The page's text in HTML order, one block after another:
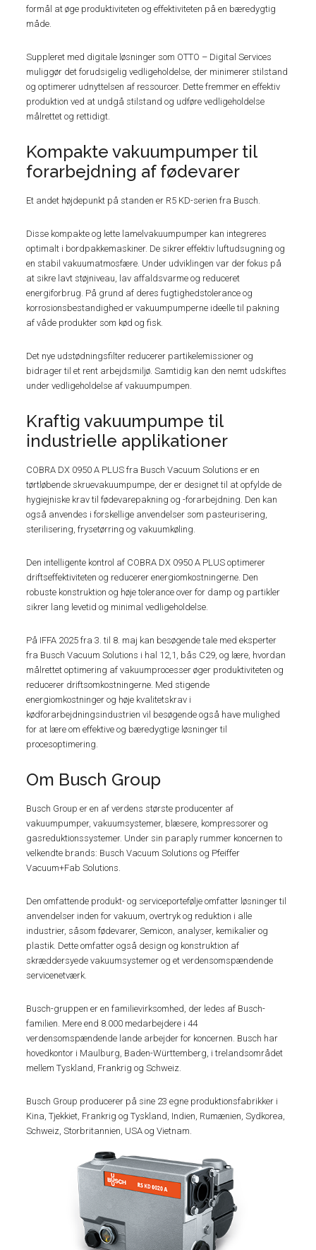
formål at øge produktiviteten og effektiviteten på en bæredygtig
måde.
Suppleret med digitale løsninger som OTTO – Digital Services
muliggør det forudsigelig vedligeholdelse, der minimerer stilstand
og optimerer udnyttelsen af ressourcer. Dette fremmer en effektiv
produktion ved at undgå stilstand og udføre vedligeholdelse
målrettet og rettidigt.
Kompakte vakuumpumper til
forarbejdning af fødevarer
Et andet højdepunkt på standen er R5 KD-serien fra Busch.
Disse kompakte og lette lamelvakuumpumper kan integreres
optimalt i bordpakkemaskiner. De sikrer effektiv luftudsugning og
en stabil vakuumatmosfære. Under udviklingen var der fokus på
at sikre lavt støjniveau, lav affaldsvarme og reduceret
energiforbrug. På grund af deres fugtighedstolerance og
korrosionsbestandighed er vakuumpumperne ideelle til pakning
af våde produkter som kød og fisk.
Det nye udstødningsfilter reducerer partikelemissioner og
bidrager til et rent arbejdsmiljø. Samtidig kan den nemt udskiftes
under vedligeholdelse af vakuumpumpen.
Kraftig vakuumpumpe til
industrielle applikationer
COBRA DX 0950 A PLUS fra Busch Vacuum Solutions er en
tørtløbende skruevakuumpumpe, der er designet til at opfylde de
hygiejniske krav til fødevarepakning og -forarbejdning. Den kan
også anvendes i forskellige anvendelser som pasteurisering,
sterilisering, frysetørring og vakuumkøling.
Den intelligente kontrol af COBRA DX 0950 A PLUS optimerer
driftseffektiviteten og reducerer energiomkostningerne. Den
robuste konstruktion og høje tolerance over for damp og partikler
sikrer lang levetid og minimal vedligeholdelse.
På IFFA 2025 fra 3. til 8. maj kan besøgende tale med eksperter
fra Busch Vacuum Solutions i hal 12,1, bås C29, og lære, hvordan
målrettet optimering af vakuumprocesser øger produktiviteten og
reducerer driftsomkostningerne. Med stigende
energiomkostninger og høje kvalitetskrav i
kødforarbejdningsindustrien vil besøgende også have mulighed
for at lære om effektive og bæredygtige løsninger til
procesoptimering.
Om Busch Group
Busch Group er en af verdens største producenter af
vakuumpumper, vakuumsystemer, blæsere, kompressorer og
gasreduktionssystemer. Under sin paraply rummer koncernen to
velkendte brands: Busch Vacuum Solutions og Pfeiffer
Vacuum+Fab Solutions.
Den omfattende produkt- og serviceportefølje omfatter løsninger til
anvendelser inden for vakuum, overtryk og reduktion i alle
industrier, såsom fødevarer, Semicon, analyser, kemikalier og
plastik. Dette omfatter også design og konstruktion af
skræddersyede vakuumsystemer og et verdensomspændende
servicenetværk.
Busch-gruppen er en familievirksomhed, der ledes af Busch-
familien. Mere end 8.000 medarbejdere i 44
verdensomspændende lande arbejder for koncernen. Busch har
hovedkontor i Maulburg, Baden-Württemberg, i trelandsområdet
mellem Tyskland, Frankrig og Schweiz.
Busch Group producerer på sine 23 egne produktionsfabrikker i
Kina, Tjekkiet, Frankrig og Tyskland, Indien, Rumænien, Sydkorea,
Schweiz, Storbritannien, USA og Vietnam.